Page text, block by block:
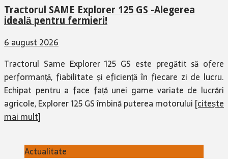
Tractorul SAME Explorer 125 GS -Alegerea
ideală pentru fermieri!
6 august 2026
Tractorul Same Explorer 125 GS este pregătit să ofere
performanță, fiabilitate și eficiență în fiecare zi de lucru.
Echipat pentru a face față unei game variate de lucrări
agricole, Explorer 125 GS îmbină puterea motorului [citește
mai mult]
Actualitate